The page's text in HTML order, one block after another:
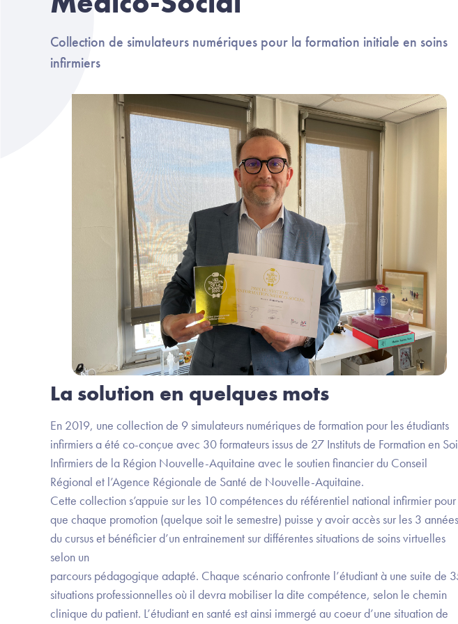
Collection de simulateurs numériques pour la formation initiale en soins
infirmiers
La solution en quelques mots
En 2019, une collection de 9 simulateurs numériques de formation pour les étudiants
infirmiers a été co-conçue avec 30 formateurs issus de 27 Instituts de Formation en
Infirmiers de la Région Nouvelle-Aquitaine avec le soutien financier du Conseil
Régional et l’Agence Régionale de Santé de Nouvelle-Aquitaine.
Cette collection s’appuie sur les 10 compétences du référentiel national infirmier pour
que chaque promotion (quelque soit le semestre) puisse y avoir accès sur les 3 années
du cursus et bénéficier d’un entrainement sur différentes situations de soins virtuelles
selon un
parcours pédagogique adapté. Chaque scénario confronte l’étudiant à une suite de
situations professionnelles où il devra mobiliser la dite compétence, selon le chemin
clinique du patient. L’étudiant en santé est ainsi immergé au coeur d’une situation de